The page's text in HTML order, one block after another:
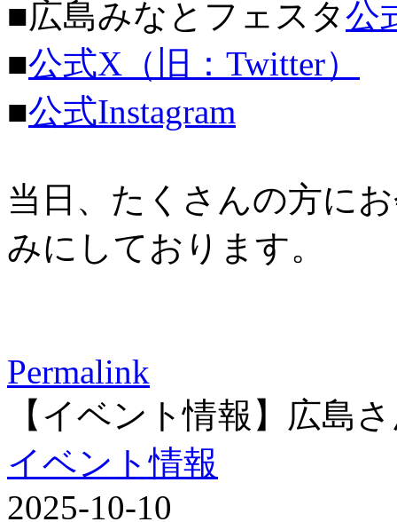
■広島みなとフェスタ公
■公式X（旧：Twitter）
■公式Instagram
当日、たくさんの方に
みにしております。
Permalink
【イベント情報】広島
イベント情報
2025-10-10